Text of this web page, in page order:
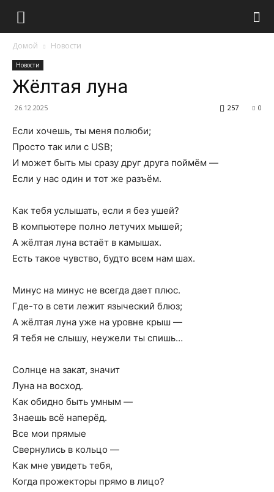
Домой Новости
Новости
Жёлтая луна
26.12.2025 0
257
Если хочешь, ты меня полюби;
Просто так или с USB;
И может быть мы сразу друг друга поймём —
Если у нас один и тот же разъём.
Как тебя услышать, если я без ушей?
В компьютере полно летучих мышей;
А жёлтая луна встаёт в камышах.
Есть такое чувство, будто всем нам шах.
Минус на минус не всегда дает плюс.
Где-то в сети лежит языческий блюз;
А жёлтая луна уже на уровне крыш —
Я тебя не слышу, неужели ты спишь…
Солнце на закат, значит
Луна на восход.
Как обидно быть умным —
Знаешь всё наперёд.
Все мои прямые
Свернулись в кольцо —
Как мне увидеть тебя,
Когда прожекторы прямо в лицо?